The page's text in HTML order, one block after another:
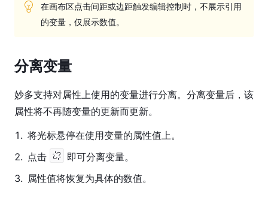
在画布区点击间距或边距触发编辑控制时，不展示引用
的变量，仅展示数值。
分离变量
妙多支持对属性上使用的变量进行分离。分离变量后，该
属性将不再随变量的更新而更新。
1 . 将光标悬停在使用变量的属性值上。
2. 点击
即可分离变量。
3. 属性值将恢复为具体的数值。